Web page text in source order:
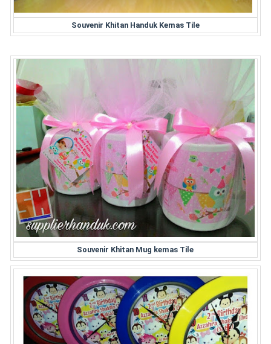
Souvenir Khitan Handuk Kemas Tile
Souvenir Khitan Mug kemas Tile